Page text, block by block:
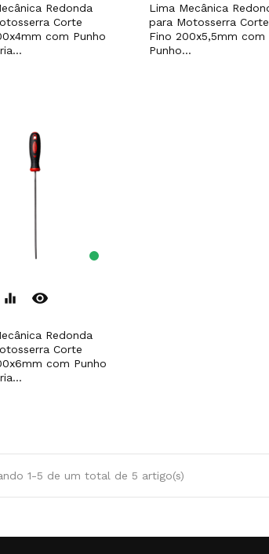
Corte
com Punho
Lima Mecânica Redonda
para Motosserra Corte
Fino 200x5,5mm com
Punho...
equalizer remove_red_eye
Corte
com Punho
1-5 de um total de 5 artigo(s)